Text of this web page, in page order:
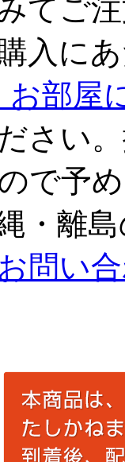
てご
入に
お部
さい
で予
・離
お問い